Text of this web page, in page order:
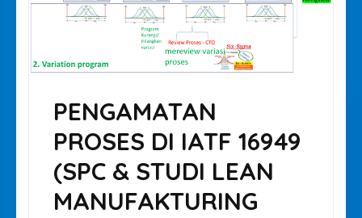
PENGAMATAN
PROSES DI IATF 16949
(SPC & STUDI LEAN
MANUFAKTURING